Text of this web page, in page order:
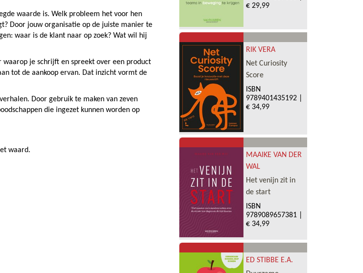
waarde is. Welk probleem het voor hen
Door jouw organisatie op de juiste manier te
waar is de klant naar op zoek? Wat wil hij
waarop je schrijft en spreekt over een product
tot de aankoop ervan. Dat inzicht vormt de
Door gebruik te maken van zeven
die ingezet kunnen worden op
waard.
€ 29,99
RIK VERA
Net Curiosity
Score
ISBN
9789401435192|
€ 34,99
MAAIKE VAN DER
WAL
Het venijn zit in
de start
ISBN
9789089657381|
€ 34,99
ED STIBBE E.A.